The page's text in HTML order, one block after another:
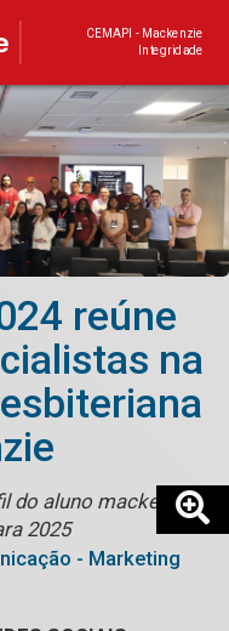
CEMAPI - Mackenzie
Integridade
reúne
na
do aluno mackenzista
2025
- Marketing